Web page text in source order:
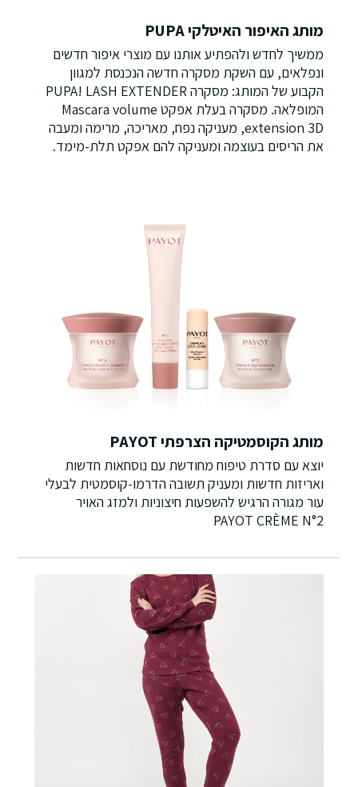
מותג האיפור האיטלקי PUPA
ממשיך לחדש ולהפתיע אותנו עם מוצרי איפור חדשים
ונפלאים, עם השקת מסקרה חדשה הנכנסת למגוון
הקבוע של המותג: מסקרה PUPA! LASH EXTENDER
המופלאה. מסקרה בעלת אפקט Mascara volume
extension 3D, מעניקה נפח, מאריכה, מרימה ומעבה
את הריסים בעוצמה ומעניקה להם אפקט תלת-מימד.
מותג הקוסמטיקה הצרפתי PAYOT
יוצא עם סדרת טיפוח מחודשת עם נוסחאות חדשות
ואריזות חדשות ומעניק תשובה הדרמו-קוסמטית לבעלי
עור מגורה הרגיש להשפעות חיצוניות ולמזג האויר
PAYOT CRÈME N°2